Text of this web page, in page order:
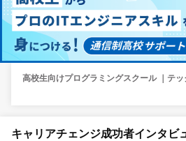
高校生向けプログラミングスクール ｜テ
キャリアチェンジ成功者インタビ